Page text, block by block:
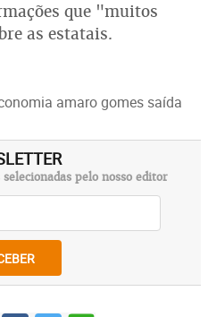
que "muitos
as estatais.
amaro gomes saída
pelo nosso editor